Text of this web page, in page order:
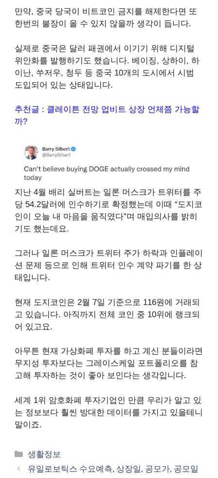
만약, 중국 당국이 비트코인 금지를 해제한다면 또
한번의 불장이 올 수 있지 않을까 생각이 듭니다.
실제로 중국은 달러 패권에서 이기기 위해 디지털
위안화를 발행하기도 했습니다. 베이징, 상하이, 하
이난, 쑤저우, 청두 등 중국 10개의 도시에서 시범
도입되어 있는 상태입니다.
추천글 : 클레이튼 전망 업비트 상장 언제쯤 가능할
까?
지난 4월 배리 실버트는 일론 머스크가 트위터를 주
당 54.2달러에 인수하기로 확정했는데 이때 “도지코
인이 오늘 내 마음을 움직였다”며 매입의사를 밝히
기도 했는데요.
그러나 일론 머스크가 트위터 주가 하락과 인플레이
션 문제 등으로 인해 트위터 인수 계약 파기를 한 상
태입니다.
현재 도지코인은 2월 7일 기준으로 116원에 거래되
고 있습니다. 아직까지 전체 코인 중 10위에 랭크되
어 있고요.
아무튼 현재 가상화폐 투자를 하고 계신 분들이라면
무지성 투자보다는 그레이스케일 포트폴리오를 참
고해 투자하는 것이 좋아 보인다는 생각입니다.
세계 1위 암호화폐 투자기업인 만큼 우리가 알고 있
는 정보보다 훨씬 방대한 데이터를 가지고 있을테니
말이죠.
카
테
생활정보
유일로보틱스 수요예측, 상장일, 공모가, 공모일